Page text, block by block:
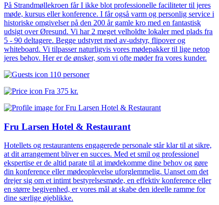
På Strandmøllekroen får I ikke blot professionelle faciliteter til jeres
møde, kursus eller konference. I får også varm og personlig service i
historiske omgivelser på den 200 år gamle kro med en fantastisk
udsigt over Øresund. Vi har 2 meget velholdte lokaler med plads fra
5 - 90 deltagere. Begge udstyret med av-udstyr, flipover og
whiteboard. Vi tilpasser naturligvis vores mødepakker til lige netop
jeres behov. Her er de ønsker, som vi ofte møder fra vores kunder.
110 personer
Fra 375 kr.
Fru Larsen Hotel & Restaurant
Hotellets og restaurantens engagerede personale står klar til at sikre,
at dit arrangement bliver en succes. Med et smil og professionel
ekspertise er de altid parate til at imødekomme dine behov og gøre
din konference eller mødeoplevelse uforglemmelig. Uanset om det
drejer sig om et intimt bestyrelsesmøde, en effektiv konference eller
en større begivenhed, er vores mål at skabe den ideelle ramme for
dine særlige øjeblikke.